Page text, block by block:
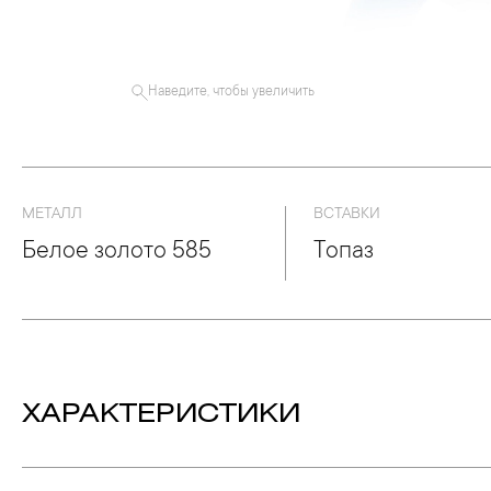
Наведите, чтобы увеличить
МЕТАЛЛ
Белое золото 585
ВСТАВКИ
Топаз
ХАРАКТЕРИСТИКИ